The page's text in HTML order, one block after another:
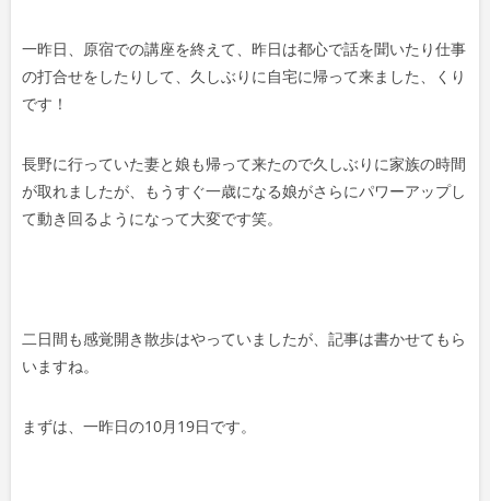
一昨日、原宿での講座を終えて、昨日は都心で話を聞いたり仕事
の打合せをしたりして、久しぶりに自宅に帰って来ました、くり
です！
長野に行っていた妻と娘も帰って来たので久しぶりに家族の時間
が取れましたが、もうすぐ一歳になる娘がさらにパワーアップし
て動き回るようになって大変です笑。
二日間も感覚開き散歩はやっていましたが、記事は書かせてもら
いますね。
まずは、一昨日の10月19日です。